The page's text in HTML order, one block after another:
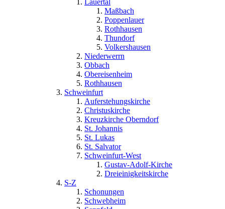
Maßbach
Poppenlauer
Rothhausen
Thundorf
Volkershausen
Niederwerrn
Obbach
Obereisenheim
Rothhausen
Schweinfurt
Auferstehungskirche
Christuskirche
Kreuzkirche Oberndorf
St. Johannis
St. Lukas
St. Salvator
Schweinfurt-West
Gustav-Adolf-Kirche
Dreieinigkeitskirche
S-Z
Schonungen
Schwebheim